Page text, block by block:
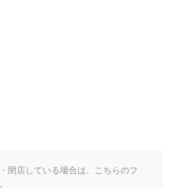
閉店している場合は、こちらのフ